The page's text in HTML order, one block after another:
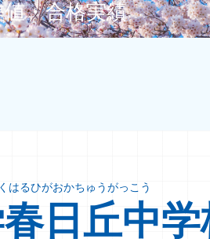
・合格実績
はるひがおかちゅうがっこう
日丘中学